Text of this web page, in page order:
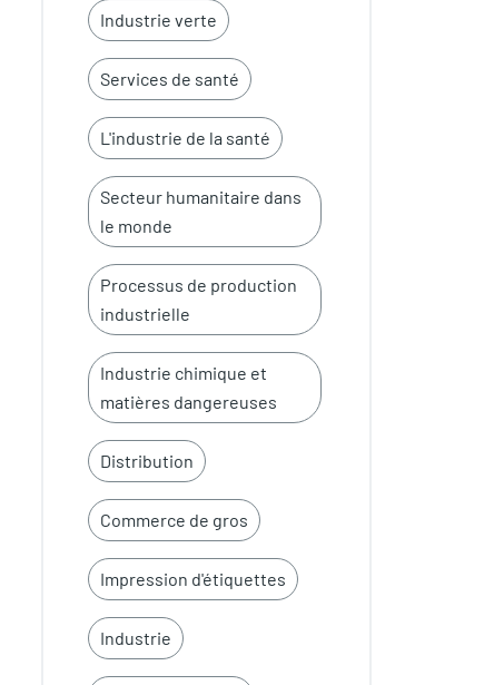
Industrie verte
Services de santé
L'industrie de la santé
Secteur humanitaire dans
le monde
Processus de production
industrielle
Industrie chimique et
matières dangereuses
Distribution
Commerce de gros
Impression d'étiquettes
Industrie